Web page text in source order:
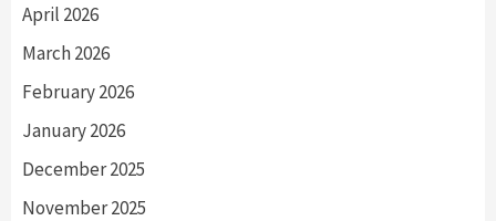
April 2026
March 2026
February 2026
January 2026
December 2025
November 2025